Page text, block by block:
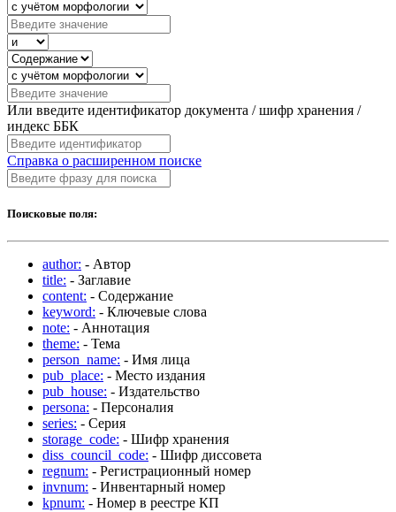
Или введите идентификатор документа / шифр хранения /
индекс ББК
Справка о расширенном поиске
Поисковые поля:
author: - Автор
title: - Заглавие
content: - Содержание
keyword: - Ключевые слова
note: - Аннотация
theme: - Тема
person_name: - Имя лица
pub_place: - Место издания
pub_house: - Издательство
persona: - Персоналия
series: - Серия
storage_code: - Шифр хранения
diss_council_code: - Шифр диссовета
regnum: - Регистрационный номер
invnum: - Инвентарный номер
kpnum: - Номер в реестре КП